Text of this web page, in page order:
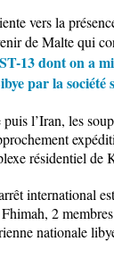
vers la
de Malte qui
13 dont on a
par la société
l’Iran, les
résidentiel de
international
2 membres
nationale